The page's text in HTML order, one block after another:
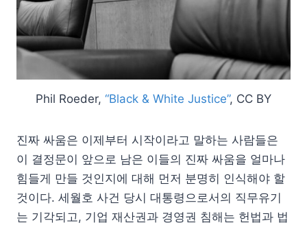
Phil Roeder, “Black & White Justice”, CC BY
진짜 싸움은 이제부터 시작이라고 말하는 사람들은
이 결정문이 앞으로 남은 이들의 진짜 싸움을 얼마나
힘들게 만들 것인지에 대해 먼저 분명히 인식해야 할
것이다. 세월호 사건 당시 대통령으로서의 직무유기
는 기각되고, 기업 재산권과 경영권 침해는 헌법과 법